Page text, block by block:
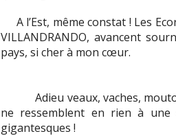
A l’Est, même constat ! Les
VILLANDRANDO, avancent
pays, si cher à mon cœur.
Adieu veaux, vaches,
ne ressemblent en rien à une
gigantesques !